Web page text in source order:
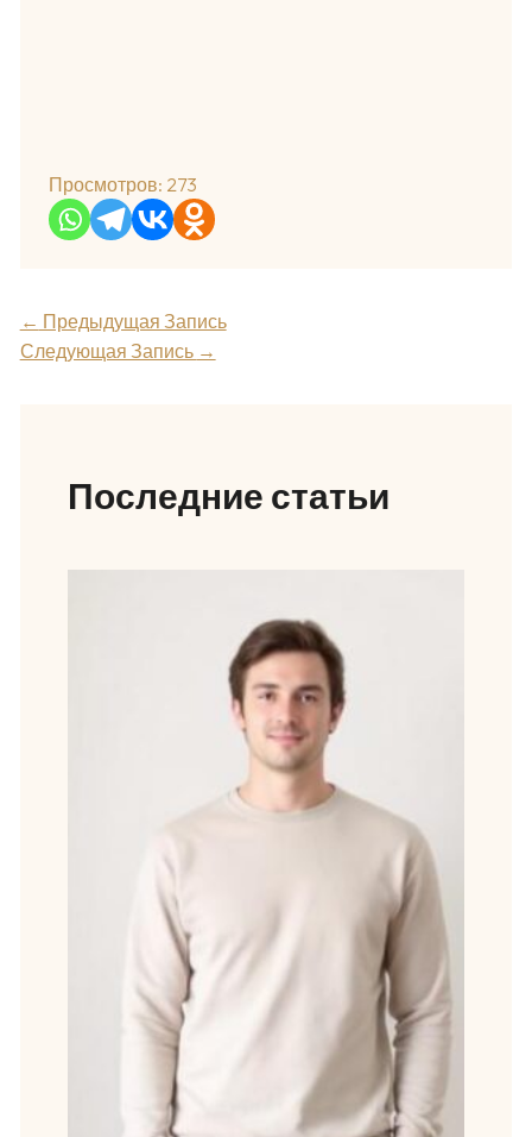
Просмотров: 273
← Предыдущая Запись
Следующая Запись →
Последние статьи